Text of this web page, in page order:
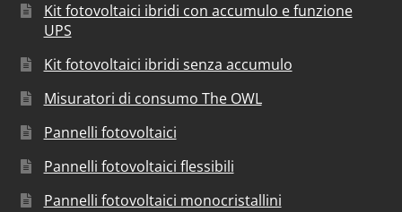
Kit fotovoltaici ibridi con accumulo e funzione
UPS
Kit fotovoltaici ibridi senza accumulo
Misuratori di consumo The OWL
Pannelli fotovoltaici
Pannelli fotovoltaici flessibili
Pannelli fotovoltaici monocristallini